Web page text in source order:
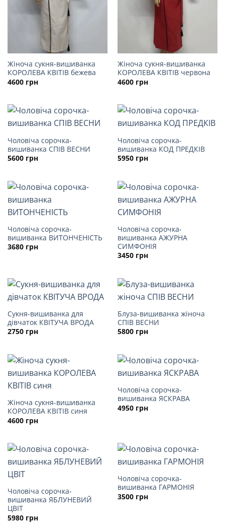
Жіноча сукня-вишиванка
КОРОЛЕВА КВІТІВ бежева
4600 грн
Жіноча сукня-вишиванка
КОРОЛЕВА КВІТІВ червона
4600 грн
Чоловіча сорочка-
вишиванка СПІВ ВЕСНИ
5600 грн
Чоловіча сорочка-
вишиванка КОД ПРЕДКІВ
5950 грн
Чоловіча сорочка-
вишиванка ВИТОНЧЕНІСТЬ
3680 грн
Чоловіча сорочка-
вишиванка АЖУРНА
СИМФОНІЯ
3450 грн
Сукня-вишиванка для
дівчаток КВІТУЧА ВРОДА
2750 грн
Блуза-вишиванка жіноча
СПІВ ВЕСНИ
5800 грн
Жіноча сукня-вишиванка
КОРОЛЕВА КВІТІВ синя
4600 грн
Чоловіча сорочка-
вишиванка ЯСКРАВА
4950 грн
Чоловіча сорочка-
вишиванка ЯБЛУНЕВИЙ
ЦВІТ
5980 грн
Чоловіча сорочка-
вишиванка ГАРМОНІЯ
3500 грн